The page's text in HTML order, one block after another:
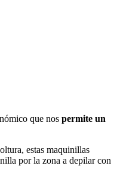
que nos permite un
estas maquinillas
por la zona a depilar con